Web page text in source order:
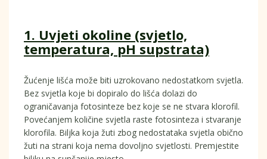
1. Uvjeti okoline (svjetlo,
temperatura, pH supstrata)
Žućenje lišća može biti uzrokovano nedostatkom svjetla.
Bez svjetla koje bi dopiralo do lišća dolazi do
ograničavanja fotosinteze bez koje se ne stvara klorofil.
Povećanjem količine svjetla raste fotosinteza i stvaranje
klorofila. Biljka koja žuti zbog nedostataka svjetla obično
žuti na strani koja nema dovoljno svjetlosti. Premjestite